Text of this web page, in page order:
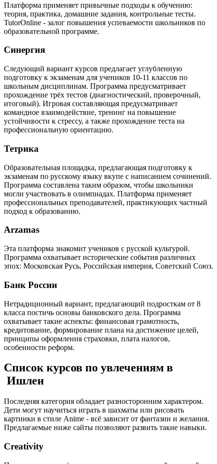
Платформа применяет привычные подходы к обучению:
теория, практика, домашние задания, контрольные тесты.
TutorOnline - залог повышения успеваемости школьников по
образовательной программе.
Синергия
Следующий вариант курсов предлагает углубленную
подготовку к экзаменам для учеников 10-11 классов по
школьным дисциплинам. Программа предусматривает
прохождение трёх тестов (диагностический, проверочный,
итоговый). Игровая составляющая предусматривает
командное взаимодействие, тренинг на повышение
устойчивости к стрессу, а также прохождение теста на
профессиональную ориентацию.
Тетрика
Образовательная площадка, предлагающая подготовку к
экзаменам по русскому языку вкупе с написанием сочинений.
Программа составлена таким образом, чтобы школьники
могли участвовать в олимпиадах. Платформа применяет
профессиональных преподавателей, практикующих частный
подход к образованию.
Arzamas
Эта платформа знакомит учеников с русской культурой.
Программа охватывает исторические события различных
эпох: Московская Русь, Российская империя, Советский Союз.
Банк России
Нетрадиционный вариант, предлагающий подросткам от 8
класса постичь основы банковского дела. Программа
охватывает такие аспекты: финансовая грамотность,
кредитование, формирование плана на достижение целей,
принципы оформления страховки, плата налогов,
особенности реформ.
Список курсов по увлечениям в
Ишлеи
Последняя категория обладает разносторонним характером.
Дети могут научиться играть в шахматы или рисовать
картинки в стиле Anime - всё зависит от фантазии и желания.
Предлагаемые ниже сайты позволяют развить такие навыки.
Creativity